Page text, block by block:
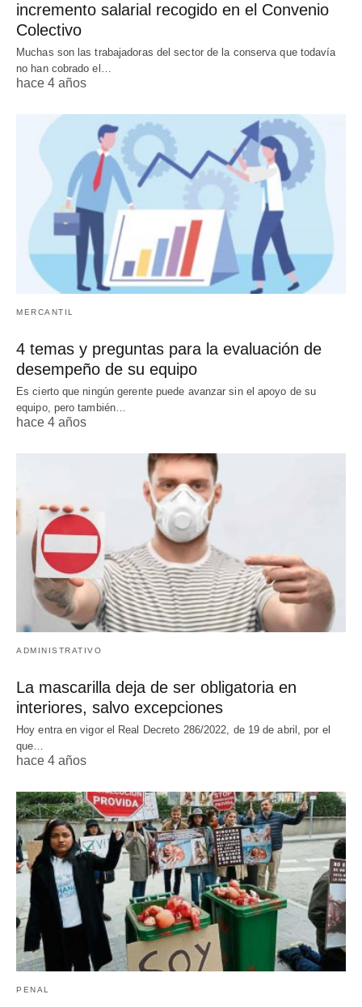
incremento salarial recogido en el Convenio
Colectivo
Muchas son las trabajadoras del sector de la conserva que todavía
no han cobrado el…
hace 4 años
MERCANTIL
4 temas y preguntas para la evaluación de
desempeño de su equipo
Es cierto que ningún gerente puede avanzar sin el apoyo de su
equipo, pero también…
hace 4 años
ADMINISTRATIVO
La mascarilla deja de ser obligatoria en
interiores, salvo excepciones
Hoy entra en vigor el Real Decreto 286/2022, de 19 de abril, por el
que…
hace 4 años
PENAL